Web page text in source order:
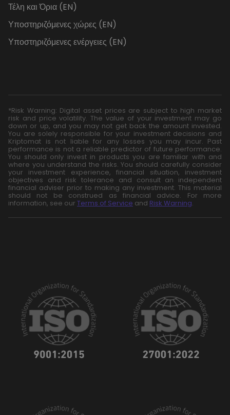
Τέλη και Όρια (EN)
Υποστηριζόμενες χώρες (EN)
Υποστηριζόμενες ενέργειες (EN)
*Risk Warning: Digital asset prices are subject to high market
risk and price volatility. The value of your investment may go
down or up, and you may not get back the amount invested.
You are solely responsible for your investment decisions and
Kriptomat is not liable for any losses you may incur. Past
performance is not a reliable predictor of future performance.
You should only invest in products you are familiar with and
where you understand the risks. You should carefully consider
your investment experience, financial situation, investment
objectives and risk tolerance and consult an independent
financial adviser prior to making any investment. This material
should not be construed as financial advice. For more
information, see our Terms of Service and Risk Warning.